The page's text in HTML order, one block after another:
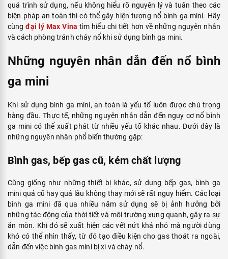
quá trình sử dụng, nếu không hiểu rõ nguyên lý và tuân theo các
biện pháp an toàn thì có thể gây hiện tượng nổ bình ga mini. Hãy
cùngđại lý Max Vina tìm hiểu chi tiết hơn về những nguyên nhân
và cách phòng tránh cháy nổ khi sử dụng bình ga mini.
Những nguyên nhân dẫn đến nổ bình
ga mini
Khi sử dụng bình ga mini, an toàn là yếu tố luôn được chú trọng
hàng đầu. Thực tế, những nguyên nhân dẫn đến nguy cơ nổ bình
ga mini có thể xuất phát từ nhiều yếu tố khác nhau. Dưới đây là
những nguyên nhân phổ biến thường gặp:
Bình gas, bếp gas cũ, kém chất lượng
Cũng giống như những thiết bị khác, sử dụng bếp gas, bình ga
mini quá cũ hay quá lâu không thay mới sẽ rất nguy hiểm. Các loại
bình ga mini đã qua nhiều năm sử dụng sẽ bị ảnh hưởng bởi
những tác động của thời tiết và môi trường xung quanh, gây ra sự
ăn mòn. Khi đó sẽ xuất hiện các vết nứt khá nhỏ mà người dùng
khó có thể nhìn thấy, từ đó tạo điều kiện cho gas thoát ra ngoài,
dẫn đến việc bình gas mini bị xì và cháy nổ.